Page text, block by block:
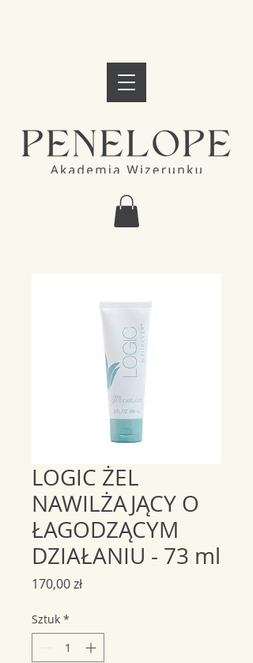
LOGIC ŻEL
NAWILŻAJĄCY O
ŁAGODZĄCYM
DZIAŁANIU - 73 ml
170,00 złCena
Sztuk *